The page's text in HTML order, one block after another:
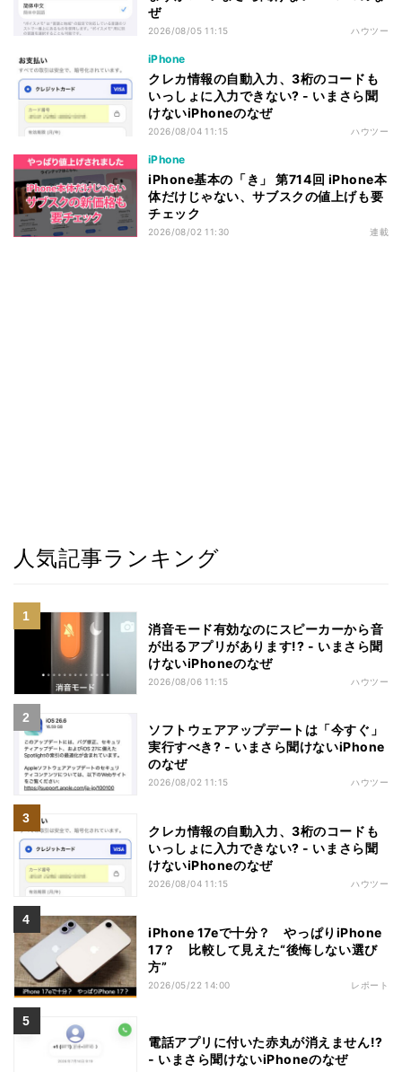
ぜ
2026/08/05 11:15 ハウツー
iPhone
クレカ情報の自動入力、3桁のコードも
いっしょに入力できない? - いまさら聞
けないiPhoneのなぜ
2026/08/04 11:15 ハウツー
iPhone
iPhone基本の「き」 第714回 iPhone本
体だけじゃない、サブスクの値上げも要
チェック
2026/08/02 11:30 連載
人気記事ランキング
消音モード有効なのにスピーカーから音
が出るアプリがあります!? - いまさら聞
けないiPhoneのなぜ
2026/08/06 11:15 ハウツー
ソフトウェアアップデートは「今すぐ」
実行すべき? - いまさら聞けないiPhone
のなぜ
2026/08/02 11:15 ハウツー
クレカ情報の自動入力、3桁のコードも
いっしょに入力できない? - いまさら聞
けないiPhoneのなぜ
2026/08/04 11:15 ハウツー
iPhone 17eで十分？ やっぱりiPhone
17？ 比較して見えた“後悔しない選び
方”
2026/05/22 14:00 レポート
電話アプリに付いた赤丸が消えません!?
- いまさら聞けないiPhoneのなぜ